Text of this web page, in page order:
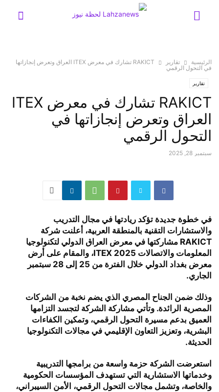
الرئيسية تقارير
RAKICT تشارك في معرض ITEX العراق وتعرض إنجازاتها
في التحول الرقمي
تقارير
RAKICT تشارك في معرض ITEX
العراق وتعرض إنجازاتها في
التحول الرقمي
سبتمبر 28, 2025
في خطوة جديدة تؤكد ريادتها في مجال التدريب
والاستشارات التقنية بالمنطقة العربية، أعلنت شركة
RAKICT مشاركتها في معرض العراق الدولي لتكنولوجيا
المعلومات والاتصالات ITEX 2025، والمقام على أرض
معرض بغداد الدولي خلال الفترة من 25 إلى 28 سبتمبر
الجاري.
وذلك ضمن الجناح المصري الذي يضم نخبة من الشركات
المصرية الرائدة. وتأتي مشاركة الشركة لتجسد التزامها
العميق بدعم مسيرة التحول الرقمي، وتمكين الكفاءات
البشرية، وتعزيز التعاون الإقليمي في مجالات التكنولوجيا
الحديثة.
استعرضت الشركة حزمة واسعة من برامجها التدريبية
وخدماتها الاستشارية التي تستهدف المؤسسات الحكومية
والخاصة، وتشمل مجالات التحول الرقمي، الأمن السيبراني،